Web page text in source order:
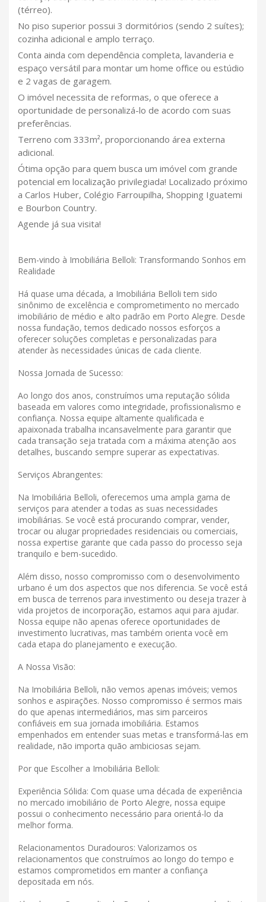
(térreo).
No piso superior possui 3 dormitórios (sendo 2 suítes);
cozinha adicional e amplo terraço.
Conta ainda com dependência completa, lavanderia e
espaço versátil para montar um home office ou estúdio
e 2 vagas de garagem.
O imóvel necessita de reformas, o que oferece a
oportunidade de personalizá-lo de acordo com suas
preferências.
Terreno com 333m², proporcionando área externa
adicional.
Ótima opção para quem busca um imóvel com grande
potencial em localização privilegiada! Localizado próximo
a Carlos Huber, Colégio Farroupilha, Shopping Iguatemi
e Bourbon Country.
Agende já sua visita!
Bem-vindo à Imobiliária Belloli: Transformando Sonhos em
Realidade
Há quase uma década, a Imobiliária Belloli tem sido
sinônimo de excelência e comprometimento no mercado
imobiliário de médio e alto padrão em Porto Alegre. Desde
nossa fundação, temos dedicado nossos esforços a
oferecer soluções completas e personalizadas para
atender às necessidades únicas de cada cliente.
Nossa Jornada de Sucesso:
Ao longo dos anos, construímos uma reputação sólida
baseada em valores como integridade, profissionalismo e
confiança. Nossa equipe altamente qualificada e
apaixonada trabalha incansavelmente para garantir que
cada transação seja tratada com a máxima atenção aos
detalhes, buscando sempre superar as expectativas.
Serviços Abrangentes:
Na Imobiliária Belloli, oferecemos uma ampla gama de
serviços para atender a todas as suas necessidades
imobiliárias. Se você está procurando comprar, vender,
trocar ou alugar propriedades residenciais ou comerciais,
nossa expertise garante que cada passo do processo seja
tranquilo e bem-sucedido.
Além disso, nosso compromisso com o desenvolvimento
urbano é um dos aspectos que nos diferencia. Se você está
em busca de terrenos para investimento ou deseja trazer à
vida projetos de incorporação, estamos aqui para ajudar.
Nossa equipe não apenas oferece oportunidades de
investimento lucrativas, mas também orienta você em
cada etapa do planejamento e execução.
A Nossa Visão:
Na Imobiliária Belloli, não vemos apenas imóveis; vemos
sonhos e aspirações. Nosso compromisso é sermos mais
do que apenas intermediários, mas sim parceiros
confiáveis ​​em sua jornada imobiliária. Estamos
empenhados em entender suas metas e transformá-las em
realidade, não importa quão ambiciosas sejam.
Por que Escolher a Imobiliária Belloli:
Experiência Sólida: Com quase uma década de experiência
no mercado imobiliário de Porto Alegre, nossa equipe
possui o conhecimento necessário para orientá-lo da
melhor forma.
Relacionamentos Duradouros: Valorizamos os
relacionamentos que construímos ao longo do tempo e
estamos comprometidos em manter a confiança
depositada em nós.